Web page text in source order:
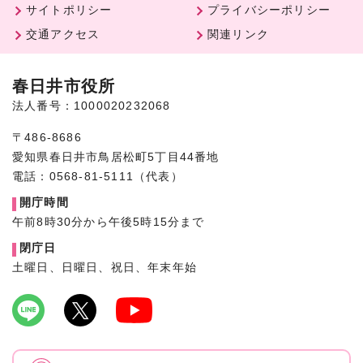
サイトポリシー
プライバシーポリシー
交通アクセス
関連リンク
春日井市役所
法人番号：1000020232068
〒486-8686
愛知県春日井市鳥居松町5丁目44番地
電話：0568-81-5111（代表）
開庁時間
午前8時30分から午後5時15分まで
閉庁日
土曜日、日曜日、祝日、年末年始